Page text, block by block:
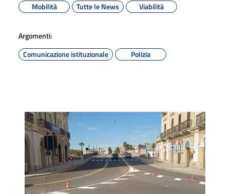
Mobilità
Tutte le News Viabilità
Argomenti:
Comunicazione istituzionale
Polizia